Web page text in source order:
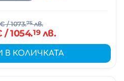
/ 1073.75лв.
/ 1054.19лв.
В КОЛИЧКАТА